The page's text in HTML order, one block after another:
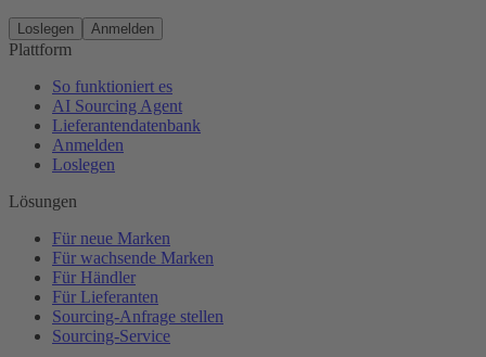
Loslegen Anmelden
Plattform
So funktioniert es
AI Sourcing Agent
Lieferantendatenbank
Anmelden
Loslegen
Lösungen
Für neue Marken
Für wachsende Marken
Für Händler
Für Lieferanten
Sourcing-Anfrage stellen
Sourcing-Service